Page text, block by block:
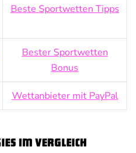
Beste Sportwetten Tipps
Bester Sportwetten
Bonus
Wettanbieter mit PayPal
im Vergleich